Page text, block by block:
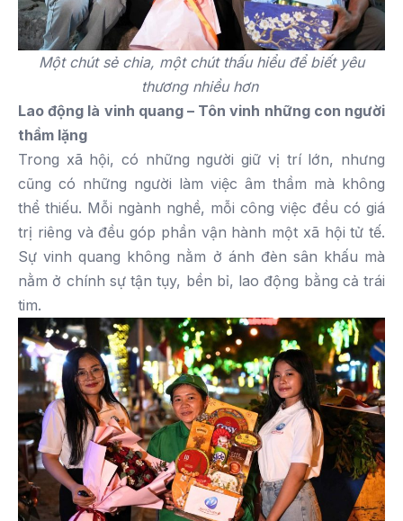
Một chút sẻ chia, một chút thấu hiểu để biết yêu
thương nhiều hơn
Lao động là vinh quang – Tôn vinh những con người
thầm lặng
Trong xã hội, có những người giữ vị trí lớn, nhưng
cũng có những người làm việc âm thầm mà không
thể thiếu. Mỗi ngành nghề, mỗi công việc đều có giá
trị riêng và đều góp phần vận hành một xã hội tử tế.
Sự vinh quang không nằm ở ánh đèn sân khấu mà
nằm ở chính sự tận tụy, bền bỉ, lao động bằng cả trái
tim.